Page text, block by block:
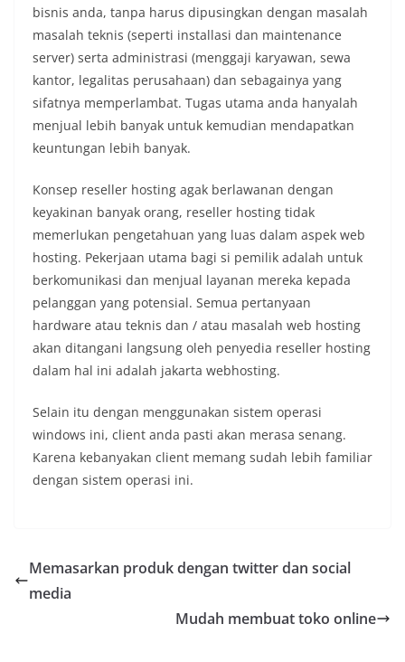
bisnis anda, tanpa harus dipusingkan dengan masalah
masalah teknis (seperti installasi dan maintenance
server) serta administrasi (menggaji karyawan, sewa
kantor, legalitas perusahaan) dan sebagainya yang
sifatnya memperlambat. Tugas utama anda hanyalah
menjual lebih banyak untuk kemudian mendapatkan
keuntungan lebih banyak.
Konsep reseller hosting agak berlawanan dengan
keyakinan banyak orang, reseller hosting tidak
memerlukan pengetahuan yang luas dalam aspek web
hosting. Pekerjaan utama bagi si pemilik adalah untuk
berkomunikasi dan menjual layanan mereka kepada
pelanggan yang potensial. Semua pertanyaan
hardware atau teknis dan / atau masalah web hosting
akan ditangani langsung oleh penyedia reseller hosting
dalam hal ini adalah jakarta webhosting.
Selain itu dengan menggunakan sistem operasi
windows ini, client anda pasti akan merasa senang.
Karena kebanyakan client memang sudah lebih familiar
dengan sistem operasi ini.
Memasarkan produk dengan twitter dan social
media
Mudah membuat toko online